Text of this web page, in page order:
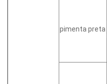
pimenta preta